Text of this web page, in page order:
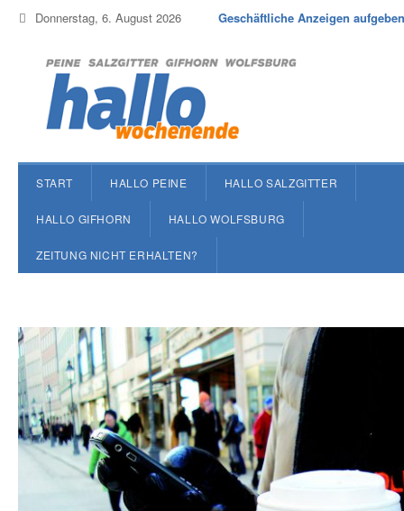
Donnerstag, 6. August 2026 Geschäftliche Anzeigen aufgeben
START HALLO PEINE HALLO SALZGITTER
HALLO GIFHORN HALLO WOLFSBURG
ZEITUNG NICHT ERHALTEN?